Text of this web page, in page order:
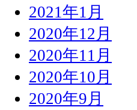
2021年1月
2020年12月
2020年11月
2020年10月
2020年9月